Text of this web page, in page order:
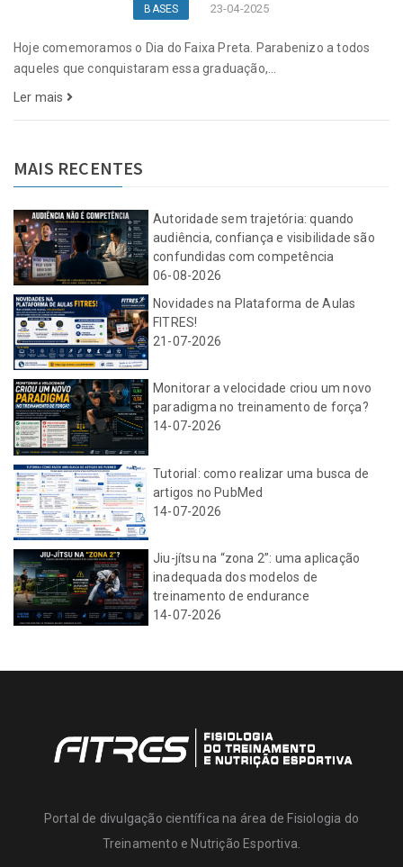
BASES 23-04-2025
Hoje comemoramos o Dia do Faixa Preta. Parabenizo a todos
aqueles que conquistaram essa graduação,...
Ler mais
MAIS RECENTES
Autoridade sem trajetória: quando
audiência, confiança e visibilidade são
confundidas com competência
06-08-2026
Novidades na Plataforma de Aulas
FITRES!
21-07-2026
Monitorar a velocidade criou um novo
paradigma no treinamento de força?
14-07-2026
Tutorial: como realizar uma busca de
artigos no PubMed
14-07-2026
Jiu-jítsu na “zona 2”: uma aplicação
inadequada dos modelos de
treinamento de endurance
14-07-2026
Portal de divulgação científica na área de Fisiologia do
Treinamento e Nutrição Esportiva.